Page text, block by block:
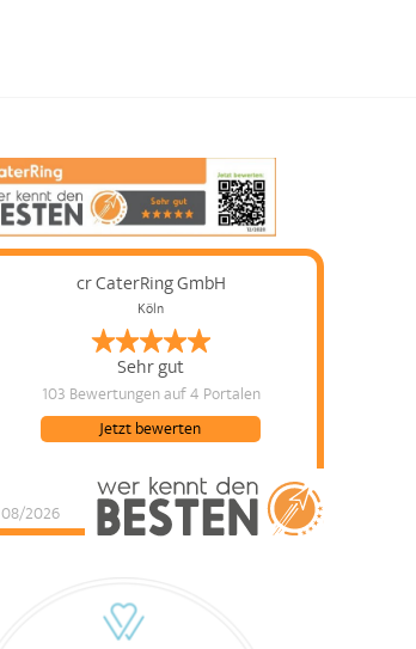
cr CaterRing GmbH
Köln
Sehr gut
103 Bewertungenauf 4 Portalen
08/2026
Jetzt bewerten